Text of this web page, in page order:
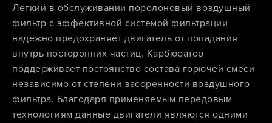
Легкий в обслуживании поролоновый воздушный
фильтр с эффективной системой фильтрации
надежно предохраняет двигатель от попадания
внутрь посторонних частиц. Карбюратор
поддерживает постоянство состава горючей смеси
независимо от степени засоренности воздушного
фильтра. Благодаря применяемым передовым
технологиям данные двигатели являются одними